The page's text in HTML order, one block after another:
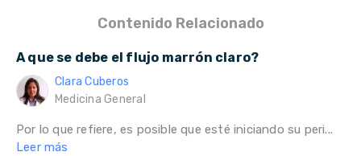
Contenido Relacionado
A que se debe el flujo marrón claro?
Clara Cuberos
Medicina General
Por lo que refiere, es posible que esté iniciando su peri...
Leer más